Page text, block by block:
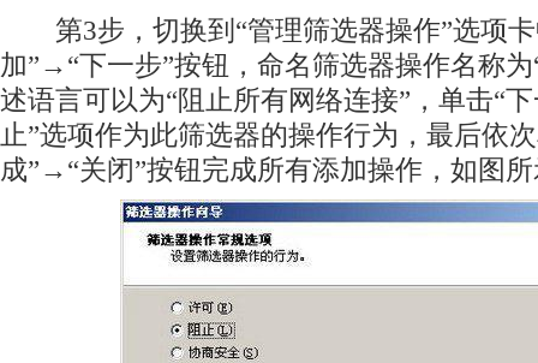
第3步，切换到“管理筛选器操作”选项卡
加”→“下一步”按钮，命名筛选器操作名称
述语言可以为“阻止所有网络连接”，单击“
止”选项作为此筛选器的操作行为，最后依
成”→“关闭”按钮完成所有添加操作，如图